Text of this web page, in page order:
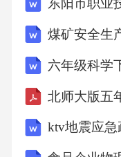
煤矿安全生
ktv地震应急